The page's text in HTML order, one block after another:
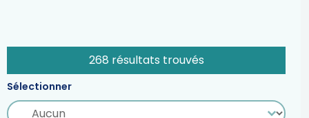
268 résultats trouvés
Sélectionner
Sélectionner
Sélectionner